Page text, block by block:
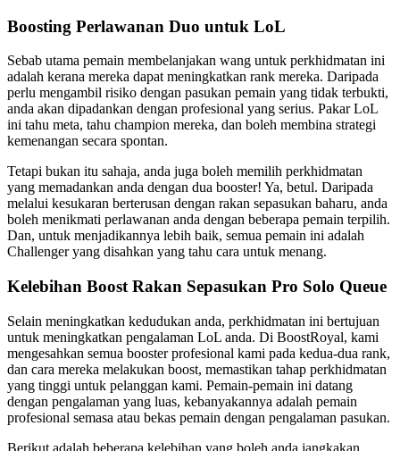
Boosting Perlawanan Duo untuk LoL
Sebab utama pemain membelanjakan wang untuk perkhidmatan ini
adalah kerana mereka dapat meningkatkan rank mereka. Daripada
perlu mengambil risiko dengan pasukan pemain yang tidak terbukti,
anda akan dipadankan dengan profesional yang serius. Pakar LoL
ini tahu meta, tahu champion mereka, dan boleh membina strategi
kemenangan secara spontan.
Tetapi bukan itu sahaja, anda juga boleh memilih perkhidmatan
yang memadankan anda dengan dua booster! Ya, betul. Daripada
melalui kesukaran berterusan dengan rakan sepasukan baharu, anda
boleh menikmati perlawanan anda dengan beberapa pemain terpilih.
Dan, untuk menjadikannya lebih baik, semua pemain ini adalah
Challenger yang disahkan yang tahu cara untuk menang.
Kelebihan Boost Rakan Sepasukan Pro Solo Queue
Selain meningkatkan kedudukan anda, perkhidmatan ini bertujuan
untuk meningkatkan pengalaman LoL anda. Di BoostRoyal, kami
mengesahkan semua booster profesional kami pada kedua-dua rank,
dan cara mereka melakukan boost, memastikan tahap perkhidmatan
yang tinggi untuk pelanggan kami. Pemain-pemain ini datang
dengan pengalaman yang luas, kebanyakannya adalah pemain
profesional semasa atau bekas pemain dengan pengalaman pasukan.
Berikut adalah beberapa kelebihan yang boleh anda jangkakan